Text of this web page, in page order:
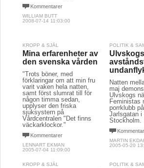
Kommentarer
WILLIAM BUTT
2008-07-14 11:03:00
KROPP & SJÄL
Mina erfarenheter av
den svenska vården
"Trots böner, med
förklaringar om att min fru
varit vaken hela natten,
samt först slumrat till för
någon timma sedan,
upplyser den friska
sjuksystern på
Vårdcentralen "Det finns
väckarklockor."
Kommentarer
LENNART EKMAN
2005-07-04 11:09:00
POLITIK &
Ulvskogs
Natten
maj
Ulvskogs
Feministas
porrklubb
Jarlsgatan i
Stockholm.
MARTIN
2005-05-20
KROPP & SJÄL POLITIK &